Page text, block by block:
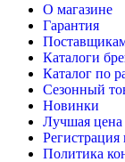
О магазине
Гарантия
Каталоги
Каталог по
Сезонный
Новинки
Лучшая цена
Регистрация
Политика